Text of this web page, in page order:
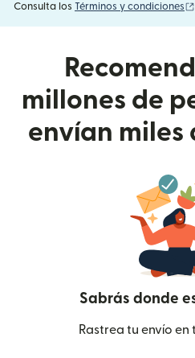
Consulta los Términos y condiciones
millones de
envían miles
Sabrás donde
Rastrea tu envío